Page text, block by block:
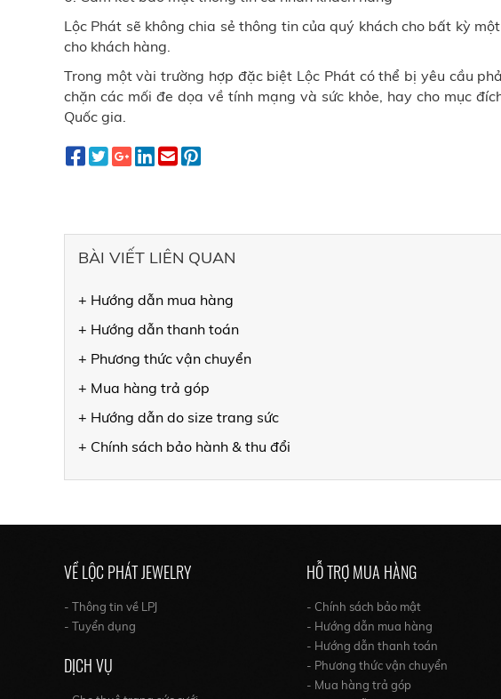
Lộc Phát sẽ không chia sẻ thông tin của quý khách cho bất kỳ
cho khách hàng.
Trong một vài trường hợp đặc biệt Lộc Phát có thể bị yêu cầu
chặn các mối đe dọa về tính mạng và sức khỏe, hay cho mục
Quốc gia.
BÀI VIẾT LIÊN QUAN
+ Hướng dẫn mua hàng
+ Hướng dẫn thanh toán
+ Phương thức vận chuyển
+ Mua hàng trả góp
+ Hướng dẫn do size trang sức
+ Chính sách bảo hành & thu đổi
VỀ LỘC PHÁT JEWELRY
- Thông tin về LPJ
- Tuyển dụng
DỊCH VỤ
HỖ TRỢ MUA HÀNG
- Chính sách bảo mật
- Hướng dẫn mua hàng
- Hướng dẫn thanh toán
- Phương thức vận chuyển
- Mua hàng trả góp